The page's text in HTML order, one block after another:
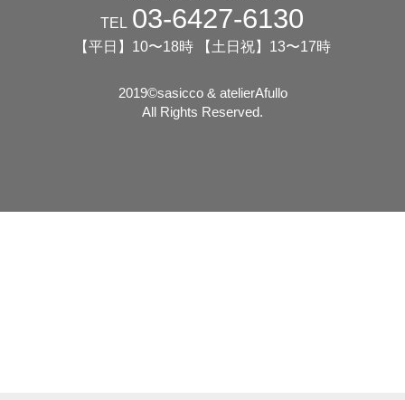
TEL 03-6427-6130
【平日】10〜18時 【土日祝】13〜17時
2019©️sasicco & atelierAfullo
All Rights Reserved.